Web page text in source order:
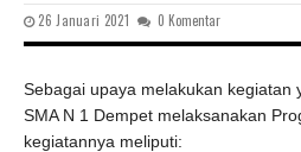
26 Januari 2021 0 Komentar
Sebagai upaya melakukan kegiatan
SMA N 1 Dempet melaksanakan
kegiatannya meliputi: